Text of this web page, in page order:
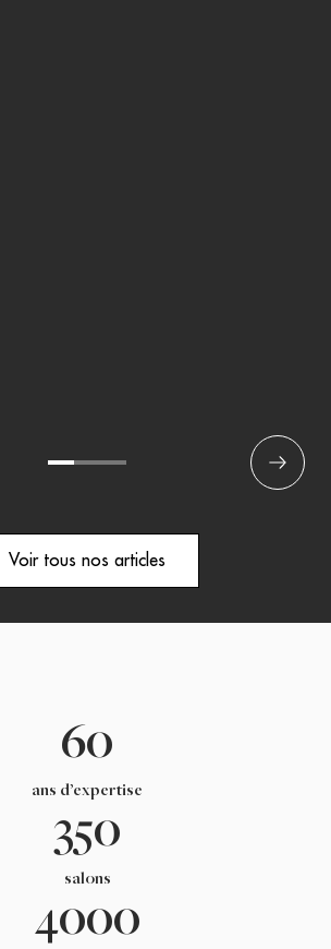
Suivant
Voir tous nos articles
60
ans d’expertise
350
salons
4000